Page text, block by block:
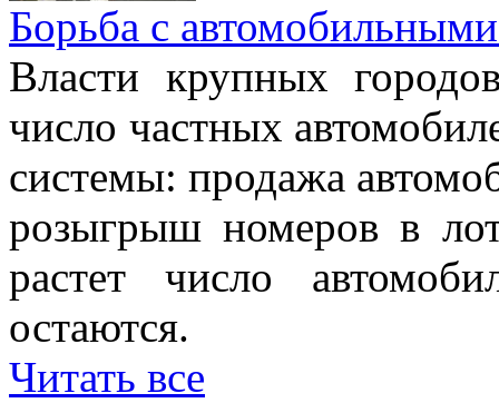
Борьба с
Власти крупных
число частных
системы: продажа
розыгрыш номеров в
растет число
остаются.
Читать все